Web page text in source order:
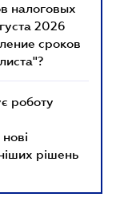
налоговых
2026
сроков
роботу
рішень